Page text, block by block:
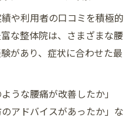
や利用者の口コミを積極的
な整体院は、さまざまな腰
があり、症状に合わせた最
うな腰痛が改善したか」
アドバイスがあったか」な